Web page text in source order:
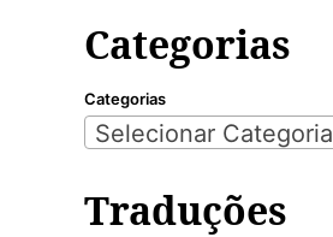
Categorias
Categorias
Selecionar Categoria
Traduções